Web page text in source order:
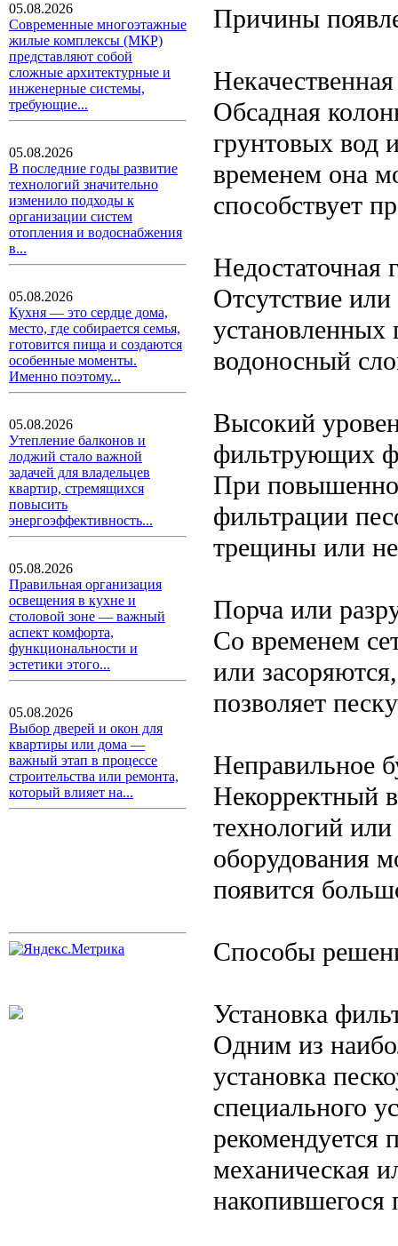
05.08.2026
Современные многоэтажные
жилые комплексы (МКР)
представляют собой
сложные архитектурные и
инженерные системы,
требующие...
05.08.2026
В последние годы развитие
технологий значительно
изменило подходы к
организации систем
отопления и водоснабжения
в...
05.08.2026
Кухня — это сердце дома,
место, где собирается семья,
готовится пища и создаются
особенные моменты.
Именно поэтому...
05.08.2026
Утепление балконов и
лоджий стало важной
задачей для владельцев
квартир, стремящихся
повысить
энергоэффективность...
05.08.2026
Правильная организация
освещения в кухне и
столовой зоне — важный
аспект комфорта,
функциональности и
эстетики этого...
05.08.2026
Выбор дверей и окон для
квартиры или дома —
важный этап в процессе
строительства или ремонта,
который влияет на...
Причины
Обсадная
грунтовых вод
временем она
способствует
Недостаточная
Отсутствие
установленных
водоносный
Высокий
фильтрующих
При
фильтрации
трещины или
Порча или
Со временем
или
позволяет
Неправильное
Некорректный
технологий
оборудования
появится
Способы
Установка
Одним из
установка
специального
механическая
накопившегося